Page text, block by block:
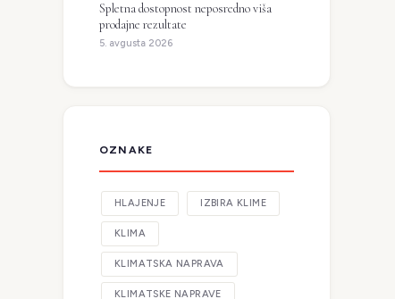
Spletna dostopnost neposredno viša
prodajne rezultate
5. avgusta 2026
OZNAKE
HLAJENJE IZBIRA KLIME
KLIMA
KLIMATSKA NAPRAVA
KLIMATSKE NAPRAVE